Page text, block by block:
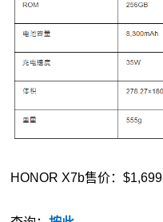
HONOR X7b售价：$1,699